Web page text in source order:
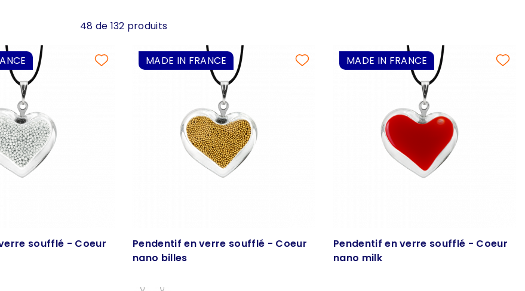
48 de 132 produits
soufflé - Coeur
MADE IN FRANCE
Pendentif en verre soufflé - Coeur
nano billes
MADE IN FRANCE
Pendentif en verre soufflé - Coeur
nano milk